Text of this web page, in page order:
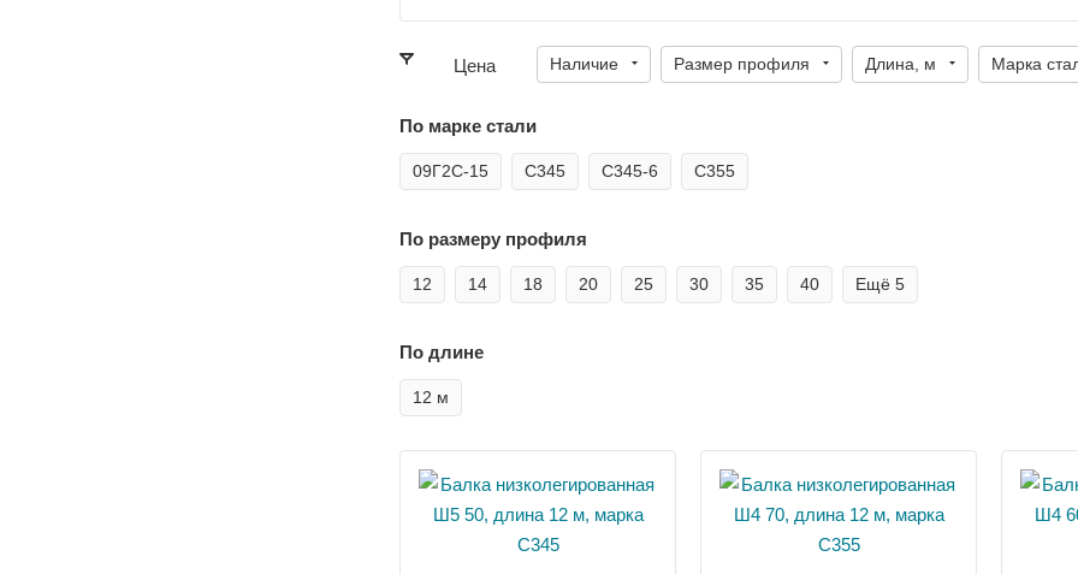
Цена Наличие Размер профиля Длина, м Марка
По марке стали
09Г2С-15 С345 С345-6 С355
По размеру профиля
12 14 18 20 25 30 35 40 Ещё 5
По длине
12 м